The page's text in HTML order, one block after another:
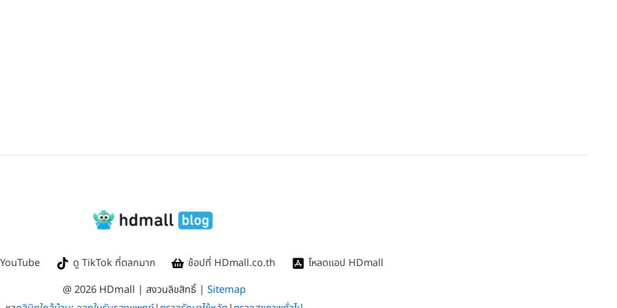
ดู TikTok ที่ตลกมาก ช้อปที่ HDmall.co.th โหลดแอป HDmall
@ 2026 HDmall | สงวนลิขสิทธิ์ | Sitemap